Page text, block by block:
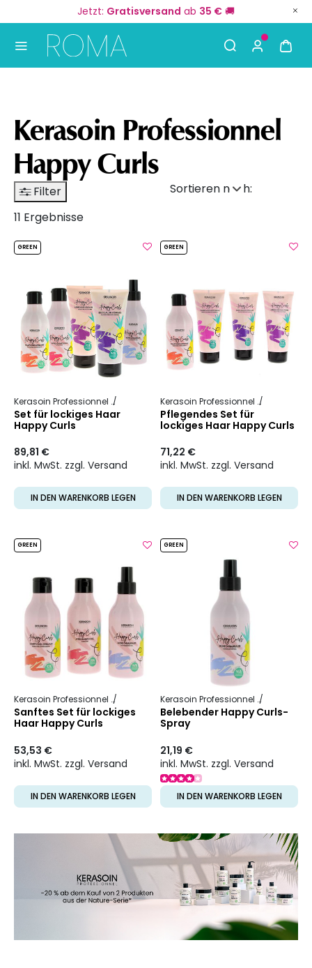
Jetzt: Gratisversand ab 35 € 🚚
Kerasoin Professionnel
Happy Curls
Sortieren nach:
Filter
11 Ergebnisse
GREEN
Kerasoin Professionnel Happy Curls
Set für lockiges Haar
Happy Curls
89,81 €
inkl. MwSt. zzgl. Versand
IN DEN WARENKORB LEGEN
GREEN
Kerasoin Professionnel
Pflegendes Set für
lockiges Haar Happy Curls
71,22 €
inkl. MwSt. zzgl. Versand
IN DEN WARENKORB LEGEN
GREEN
Kerasoin Professionnel Happy Curls
Sanftes Set für lockiges
Haar Happy Curls
53,53 €
inkl. MwSt. zzgl. Versand
IN DEN WARENKORB LEGEN
GREEN
Kerasoin Professionnel
Belebender Happy Curls-
Spray
21,19 €
inkl. MwSt. zzgl. Versand
IN DEN WARENKORB LEGEN